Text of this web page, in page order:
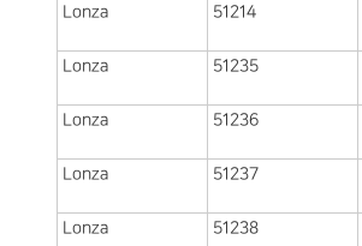
Lonza 51214
Lonza 51235
Lonza 51236
Lonza 51237
Lonza 51238